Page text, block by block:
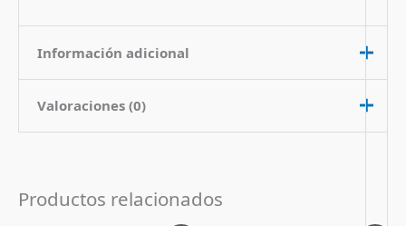
Información adicional
Contenido
Pais de Origen Francia
Valoraciones (0)
Sé el primero en valorar “Perfume
Productos relacionados